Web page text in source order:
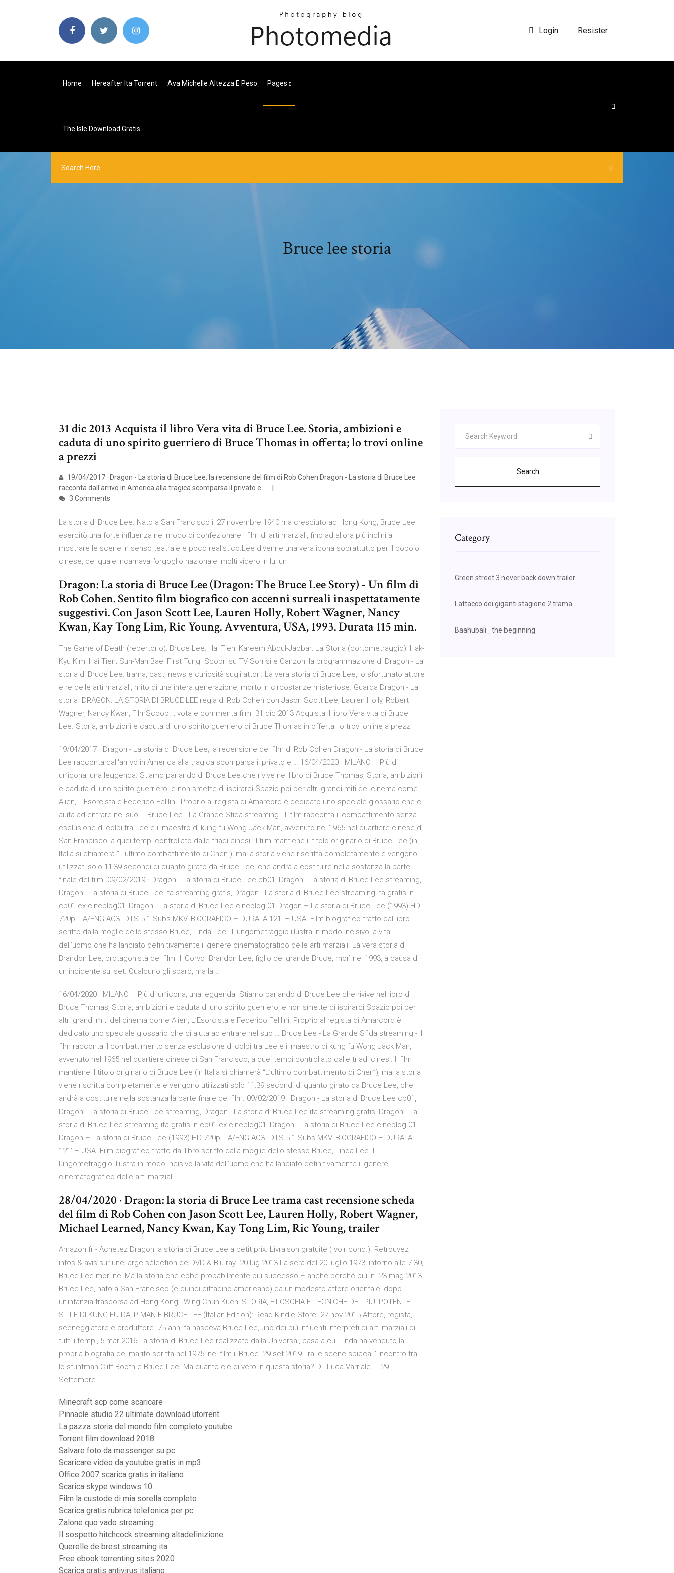
Login | Resister
Home Hereafter Ita Torrent Ava Michelle Altezza E Peso Pages
The Isle Download Gratis
Bruce lee storia
31 dic 2013 Acquista il libro Vera vita di Bruce Lee. Storia, ambizioni e
caduta di uno spirito guerriero di Bruce Thomas in offerta; lo trovi online
a prezzi
19/04/2017 · Dragon - La storia di Bruce Lee, la recensione del film di Rob Cohen Dragon - La storia di Bruce Lee
racconta dall'arrivo in America alla tragica scomparsa il privato e …
3 Comments
La storia di Bruce Lee. Nato a San Francisco il 27 novembre 1940 ma cresciuto ad Hong Kong, Bruce Lee
esercitò una forte influenza nel modo di confezionare i film di arti marziali, fino ad allora più inclini a
mostrare le scene in senso teatrale e poco realistico.Lee divenne una vera icona soprattutto per il popolo
cinese, del quale incarnava l’orgoglio nazionale; molti videro in lui un
Dragon: La storia di Bruce Lee (Dragon: The Bruce Lee Story) - Un film di
Rob Cohen. Sentito film biografico con accenni surreali inaspettatamente
suggestivi. Con Jason Scott Lee, Lauren Holly, Robert Wagner, Nancy
Kwan, Kay Tong Lim, Ric Young. Avventura, USA, 1993. Durata 115 min.
The Game of Death (repertorio); Bruce Lee: Hai Tien; Kareem Abdul-Jabbar: La Storia (cortometraggio); Hak-
Kyu Kim: Hai Tien; Sun-Man Bae: First Tung Scopri su TV Sorrisi e Canzoni la programmazione di Dragon - La
storia di Bruce Lee: trama, cast, news e curiosità sugli attori. La vera storia di Bruce Lee, lo sfortunato attore
e re delle arti marziali, mito di una intera generazione, morto in circostanze misteriose. Guarda Dragon - La
storia DRAGON: LA STORIA DI BRUCE LEE regia di Rob Cohen con Jason Scott Lee, Lauren Holly, Robert
Wagner, Nancy Kwan, FilmScoop.it vota e commenta film 31 dic 2013 Acquista il libro Vera vita di Bruce
Lee. Storia, ambizioni e caduta di uno spirito guerriero di Bruce Thomas in offerta; lo trovi online a prezzi
19/04/2017 · Dragon - La storia di Bruce Lee, la recensione del film di Rob Cohen Dragon - La storia di Bruce
Lee racconta dall'arrivo in America alla tragica scomparsa il privato e … 16/04/2020 · MILANO – Più di
un’icona, una leggenda. Stiamo parlando di Bruce Lee che rivive nel libro di Bruce Thomas, Storia, ambizioni
e caduta di uno spirito guerriero, e non smette di ispirarci.Spazio poi per altri grandi miti del cinema come
Alien, L’Esorcista e Federico Felllini. Proprio al regista di Amarcord è dedicato uno speciale glossario che ci
aiuta ad entrare nel suo … Bruce Lee - La Grande Sfida streaming - Il film racconta il combattimento senza
esclusione di colpi tra Lee e il maestro di kung fu Wong Jack Man, avvenuto nel 1965 nel quartiere cinese di
San Francisco, a quei tempi controllato dalle triadi cinesi. Il film mantiene il titolo originario di Bruce Lee (in
Italia si chiamerà “L’ultimo combattimento di Chen”), ma la storia viene riscritta completamente e vengono
utilizzati solo 11:39 secondi di quanto girato da Bruce Lee, che andrà a costituire nella sostanza la parte
finale del film. 09/02/2019 · Dragon - La storia di Bruce Lee cb01, Dragon - La storia di Bruce Lee streaming,
Dragon - La storia di Bruce Lee ita streaming gratis, Dragon - La storia di Bruce Lee streaming ita gratis in
cb01 ex cineblog01, Dragon - La storia di Bruce Lee cineblog 01 Dragon – La storia di Bruce Lee (1993) HD
720p ITA/ENG AC3+DTS 5.1 Subs MKV. BIOGRAFICO – DURATA 121′ – USA. Film biografico tratto dal libro
scritto dalla moglie dello stesso Bruce, Linda Lee. Il lungometraggio illustra in modo incisivo la vita
dell’uomo che ha lanciato definitivamente il genere cinematografico delle arti marziali. La vera storia di
Brandon Lee, protagonista del film "Il Corvo" Brandon Lee, figlio del grande Bruce, morì nel 1993, a causa di
un incidente sul set. Qualcuno gli sparò, ma la …
16/04/2020 · MILANO – Più di un’icona, una leggenda. Stiamo parlando di Bruce Lee che rivive nel libro di
Bruce Thomas, Storia, ambizioni e caduta di uno spirito guerriero, e non smette di ispirarci.Spazio poi per
altri grandi miti del cinema come Alien, L’Esorcista e Federico Felllini. Proprio al regista di Amarcord è
dedicato uno speciale glossario che ci aiuta ad entrare nel suo … Bruce Lee - La Grande Sfida streaming - Il
film racconta il combattimento senza esclusione di colpi tra Lee e il maestro di kung fu Wong Jack Man,
avvenuto nel 1965 nel quartiere cinese di San Francisco, a quei tempi controllato dalle triadi cinesi. Il film
mantiene il titolo originario di Bruce Lee (in Italia si chiamerà “L’ultimo combattimento di Chen”), ma la storia
viene riscritta completamente e vengono utilizzati solo 11:39 secondi di quanto girato da Bruce Lee, che
andrà a costituire nella sostanza la parte finale del film. 09/02/2019 · Dragon - La storia di Bruce Lee cb01,
Dragon - La storia di Bruce Lee streaming, Dragon - La storia di Bruce Lee ita streaming gratis, Dragon - La
storia di Bruce Lee streaming ita gratis in cb01 ex cineblog01, Dragon - La storia di Bruce Lee cineblog 01
Dragon – La storia di Bruce Lee (1993) HD 720p ITA/ENG AC3+DTS 5.1 Subs MKV. BIOGRAFICO – DURATA
121′ – USA. Film biografico tratto dal libro scritto dalla moglie dello stesso Bruce, Linda Lee. Il
lungometraggio illustra in modo incisivo la vita dell’uomo che ha lanciato definitivamente il genere
cinematografico delle arti marziali.
28/04/2020 · Dragon: la storia di Bruce Lee trama cast recensione scheda
del film di Rob Cohen con Jason Scott Lee, Lauren Holly, Robert Wagner,
Michael Learned, Nancy Kwan, Kay Tong Lim, Ric Young, trailer
Amazon.fr - Achetez Dragon la storia di Bruce Lee à petit prix. Livraison gratuite ( voir cond.). Retrouvez
infos & avis sur une large sélection de DVD & Blu-ray 20 lug 2013 La sera del 20 luglio 1973, intorno alle 7.30,
Bruce Lee morì nel Ma la storia che ebbe probabilmente più successo – anche perché più in 23 mag 2013
Bruce Lee, nato a San Francisco (e quindi cittadino americano) da un modesto attore orientale, dopo
un'infanzia trascorsa ad Hong Kong, Wing Chun Kuen: STORIA, FILOSOFIA E TECNICHE DEL PIU' POTENTE
STILE DI KUNG FU DA IP MAN E BRUCE LEE (Italian Edition): Read Kindle Store 27 nov 2015 Attore, regista,
sceneggiatore e produttore. 75 anni fa nasceva Bruce Lee, uno dei più influenti interpreti di arti marziali di
tutti i tempi, 5 mar 2016 La storia di Bruce Lee realizzato dalla Universal, casa a cui Linda ha venduto la
propria biografia del marito scritta nel 1975: nel film il Bruce 29 set 2019 Tra le scene spicca l' incontro tra
lo stuntman Cliff Booth e Bruce Lee. Ma quanto c'è di vero in questa storia? Di. Luca Varriale. -. 29
Settembre
Minecraft scp come scaricare
Pinnacle studio 22 ultimate download utorrent
La pazza storia del mondo film completo youtube
Torrent film download 2018
Salvare foto da messenger su pc
Scaricare video da youtube gratis in mp3
Office 2007 scarica gratis in italiano
Scarica skype windows 10
Film la custode di mia sorella completo
Scarica gratis rubrica telefonica per pc
Zalone quo vado streaming
Il sospetto hitchcock streaming altadefinizione
Querelle de brest streaming ita
Free ebook torrenting sites 2020
Scarica gratis antivirus italiano
Search
Category
Green street 3 never back down trailer
Lattacco dei giganti stagione 2 trama
Baahubali_ the beginning